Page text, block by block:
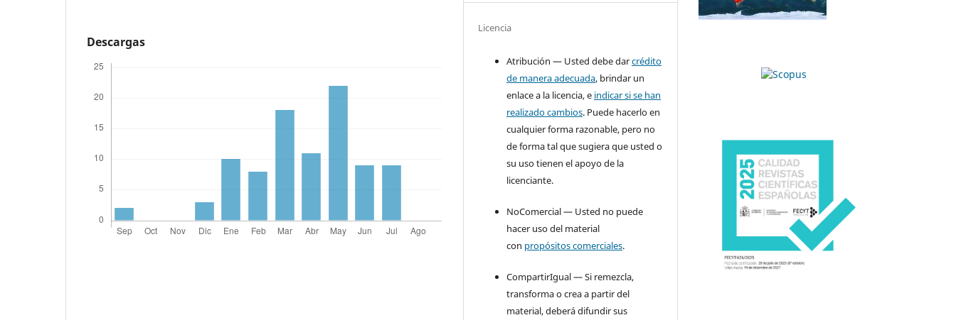
Descargas
Licencia
Atribución — Usted debe darcrédito
de manera adecuada, brindar un
enlace a la licencia, e indicar si se han
realizado cambios. Puede hacerlo en
cualquier forma razonable, pero no
de forma tal que sugiera que usted o
su uso tienen el apoyo de la
licenciante.
NoComercial — Usted no puede
hacer uso del material
con propósitos comerciales.
CompartirIgual — Si remezcla,
transforma o crea a partir del
material, deberá difundir sus